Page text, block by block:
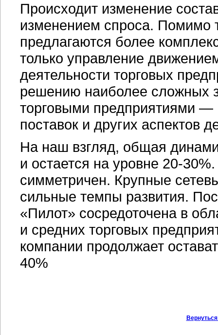
Происходит изменение
изменением спроса. Помимо
предлагаются более
только управление
деятельности торговых
решению наиболее сложных
торговыми предприятиями —
поставок и других аспектов
На наш взгляд, общая
и остается на уровне 20-30%.
симметричен. Крупные
сильные темпы развития.
«Пилот» сосредоточена в
и средних торговых
компании продолжает
40%